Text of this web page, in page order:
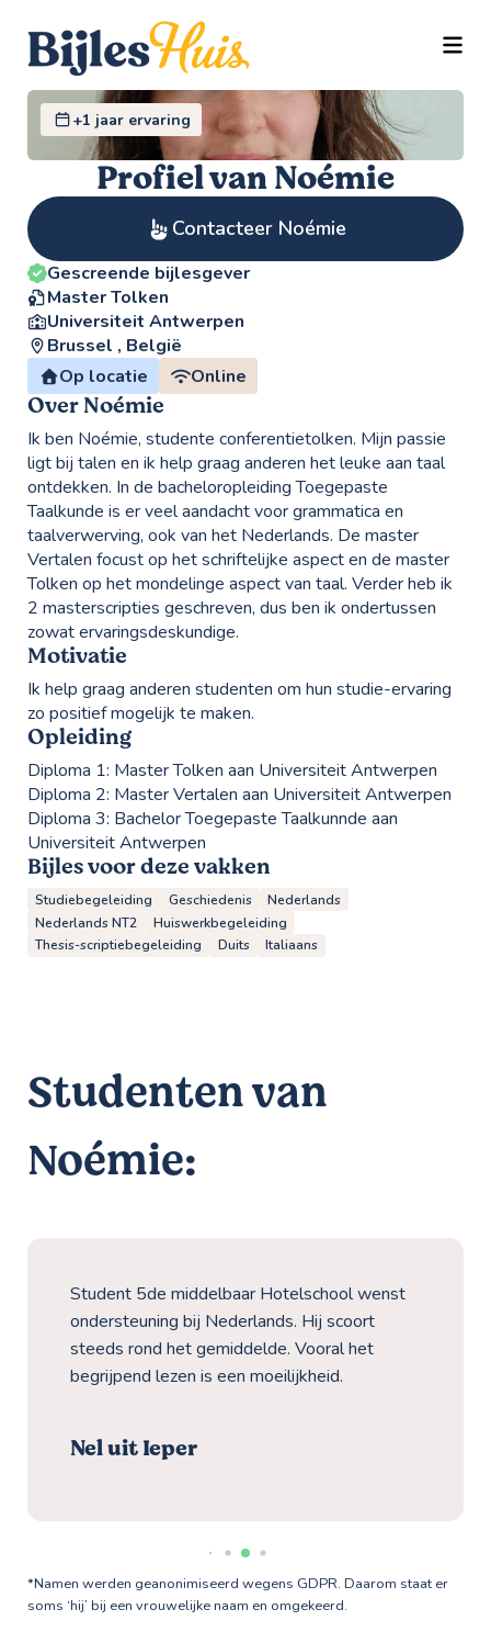
+1 jaar ervaring
Profiel van Noémie
Contacteer Noémie
Gescreende bijlesgever
Master Tolken
Universiteit Antwerpen
Brussel , België
Op locatie
Online
Over Noémie
Ik ben Noémie, studente conferentietolken. Mijn passie
ligt bij talen en ik help graag anderen het leuke aan taal
ontdekken. In de bacheloropleiding Toegepaste
Taalkunde is er veel aandacht voor grammatica en
taalverwerving, ook van het Nederlands. De master
Vertalen focust op het schriftelijke aspect en de master
Tolken op het mondelinge aspect van taal. Verder heb ik
2 masterscripties geschreven, dus ben ik ondertussen
zowat ervaringsdeskundige.
Motivatie
Ik help graag anderen studenten om hun studie-ervaring
zo positief mogelijk te maken.
Opleiding
Diploma 1: Master Tolken aan Universiteit Antwerpen
Diploma 2: Master Vertalen aan Universiteit Antwerpen
Diploma 3: Bachelor Toegepaste Taalkunnde aan
Universiteit Antwerpen
Bijles voor deze vakken
Studiebegeleiding Geschiedenis
Nederlands
Nederlands NT2
Huiswerkbegeleiding
Thesis-scriptiebegeleiding
Duits Italiaans
Studenten van
Noémie:
Student 5de middelbaar Hotelschool wenst
ondersteuning bij Nederlands. Hij scoort
steeds rond het gemiddelde. Vooral het
begrijpend lezen is een moeilijkheid.
Nel uit Ieper
*Namen werden geanonimiseerd wegens GDPR. Daarom staat er
soms ‘hij’ bij een vrouwelijke naam en omgekeerd.